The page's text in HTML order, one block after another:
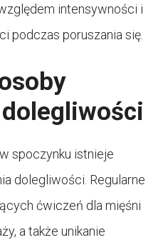
intensywności i
podczas poruszania się.
spoczynku istnieje
dolegliwości. Regularne
ćwiczeń dla mięśni
a także unikanie